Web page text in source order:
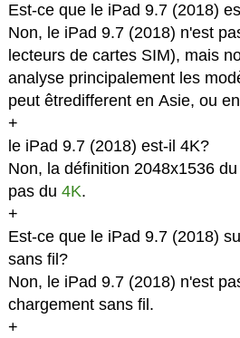
Est-ce que le iPad 9.7 (2018)
Non, le iPad 9.7 (2018) n'est
lecteurs de cartes SIM), mais
analyse principalement les
peut êtredifferent en Asie, ou
+
le iPad 9.7 (2018) est-il 4K?
Non, la définition 2048x1536
pas du 4K.
+
Est-ce que le iPad 9.7 (2018)
sans fil?
Non, le iPad 9.7 (2018) n'est
chargement sans fil.
+